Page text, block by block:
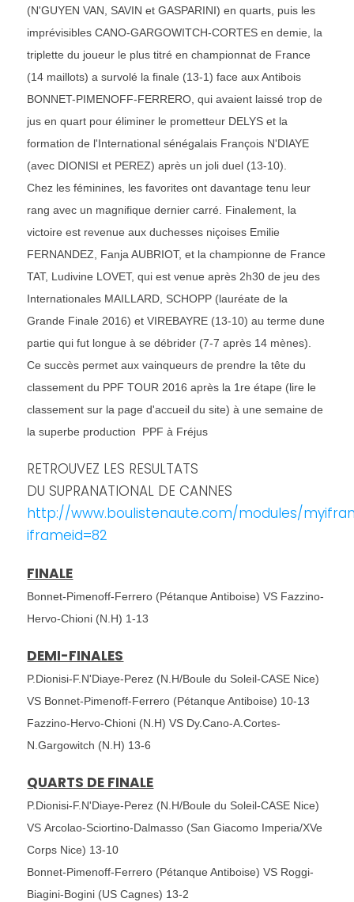
(N'GUYEN VAN, SAVIN et GASPARINI) en quarts, puis les
imprévisibles CANO-GARGOWITCH-CORTES en demie, la
triplette du joueur le plus titré en championnat de France
(14 maillots) a survolé la finale (13-1) face aux Antibois
BONNET-PIMENOFF-FERRERO, qui avaient laissé trop de
jus en quart pour éliminer le prometteur DELYS et la
formation de l'International sénégalais François N'DIAYE
(avec DIONISI et PEREZ) après un joli duel (13-10).
Chez les féminines, les favorites ont davantage tenu leur
rang avec un magnifique dernier carré. Finalement, la
victoire est revenue aux duchesses niçoises Emilie
FERNANDEZ, Fanja AUBRIOT, et la championne de France
TAT, Ludivine LOVET, qui est venue après 2h30 de jeu des
Internationales MAILLARD, SCHOPP (lauréate de la
Grande Finale 2016) et VIREBAYRE (13-10) au terme dune
partie qui fut longue à se débrider (7-7 après 14 mènes).
Ce succès permet aux vainqueurs de prendre la tête du
classement du PPF TOUR 2016 après la 1re étape (lire le
classement sur la page d'accueil du site) à une semaine de
la superbe production PPF à Fréjus
RETROUVEZ LES RESULTATS
DU SUPRANATIONAL DE CANNES
http://www.boulistenaute.com/modules/
iframeid=82
FINALE
Bonnet-Pimenoff-Ferrero (Pétanque Antiboise) VS Fazzino-
Hervo-Chioni (N.H) 1-13
DEMI-FINALES
P.Dionisi-F.N'Diaye-Perez (N.H/Boule du Soleil-CASE Nice)
VS Bonnet-Pimenoff-Ferrero (Pétanque Antiboise) 10-13
Fazzino-Hervo-Chioni (N.H) VS Dy.Cano-A.Cortes-
N.Gargowitch (N.H) 13-6
QUARTS DE FINALE
P.Dionisi-F.N'Diaye-Perez (N.H/Boule du Soleil-CASE Nice)
VS Arcolao-Sciortino-Dalmasso (San Giacomo Imperia/XVe
Corps Nice) 13-10
Bonnet-Pimenoff-Ferrero (Pétanque Antiboise) VS Roggi-
Biagini-Bogini (US Cagnes) 13-2